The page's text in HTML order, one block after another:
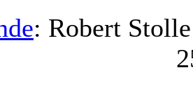
: Robert